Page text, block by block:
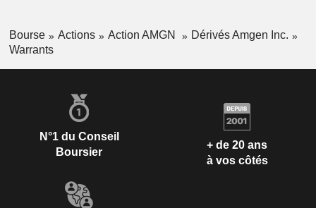
Bourse Actions Action AMGN
Dérivés Amgen Inc.
Warrants
N°1 du Conseil
Boursier
+ de 20 ans
à vos côtés